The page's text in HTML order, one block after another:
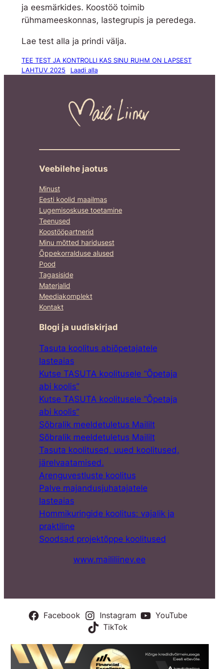
ja eesmärkides. Koostöö toimib
rühmameeskonnas, lastegrupis ja peredega.
Lae test alla ja prindi välja.
TEE TEST JA KONTROLLI KAS SINU RUHM ON LAPSEST
LAHTUV 2025
Laadi alla
Veebilehe jaotus
Minust
Eesti koolid maailmas
Lugemisoskuse toetamine
Teenused
Koostööpartnerid
Minu mõtted haridusest
Õppekorralduse alused
Pood
Tagasiside
Materjalid
Meediakomplekt
Kontakt
Blogi ja uudiskirjad
Tasuta koolitus abiõpetajatele
lasteaias
Kutse TASUTA koolitusele “Õpetaja
abi koolis”
Kutse TASUTA koolitusele “Õpetaja
abi koolis”
Sõbralik meeldetuletus Maililt
Sõbralik meeldetuletus Maililt
Tasuta koolitused, uued koolitused,
järelvaatamised.
Arenguvestluste koolitus
Palve majandusjuhatajatele
lasteaias
Hommikuringide koolitus: vajalik ja
praktiline
Soodsad projektõppe koolitused
www.maililiinev.ee
Facebook Instagram
YouTube
TikTok